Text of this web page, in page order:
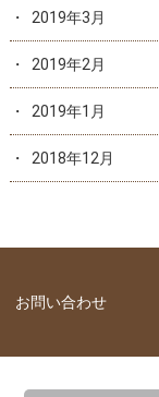
2019年3月
2019年2月
2019年1月
2018年12月
お問い合わせ